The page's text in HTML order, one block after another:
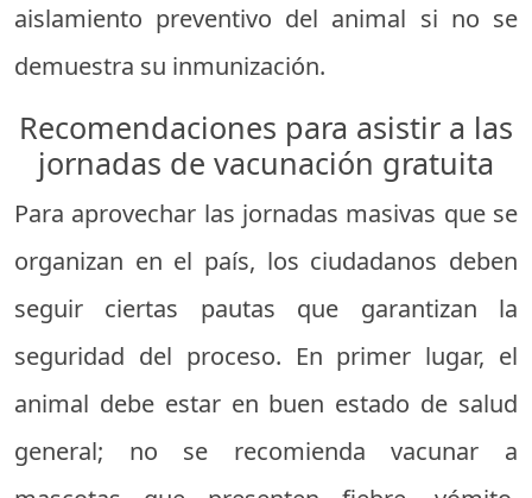
aislamiento preventivo del animal si no se
demuestra su inmunización.
Recomendaciones para asistir a las
jornadas de vacunación gratuita
Para aprovechar las jornadas masivas que se
organizan en el país, los ciudadanos deben
seguir ciertas pautas que garantizan la
seguridad del proceso. En primer lugar, el
animal debe estar en buen estado de salud
general; no se recomienda vacunar a